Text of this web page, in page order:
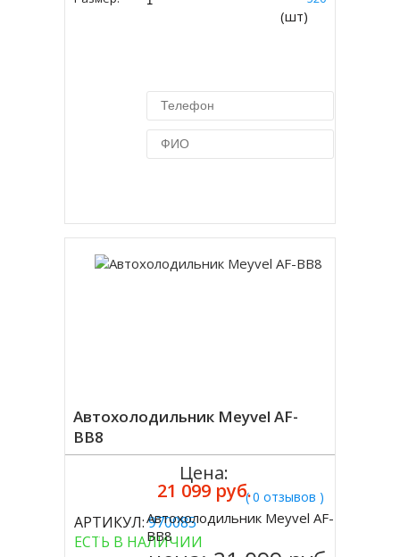
(шт)
Автохолодильник Meyvel AF-
BB8
( 0 отзывов )
АРТИКУЛ:970085
ЕСТЬ В НАЛИЧИИ
Цена:
21 099 руб.
Купить
Автохолодильник Meyvel AF-
BB8